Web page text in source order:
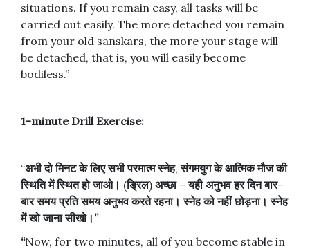
situations. If you remain easy, all tasks will be
carried out easily. The more detached you remain
from your old sanskars, the more your stage will
be detached, that is, you will easily become
bodiless.”
1-minute Drill Exercise:
“अभी दो मिनट के लिए सभी परमात्म स्नेह,संगमयुग के आत्मिक मौज की
स्थिति में स्थित हो जाओ। (ड्रिल) अच्छा–यही अनुभव हर दिन बार–
बार समय प्रति समय अनुभव करते रहना। स्नेह को नहीं छोड़ना। स्नेह
में खो जाना सीखो। ”
“Now, for two minutes, all of you become stable in